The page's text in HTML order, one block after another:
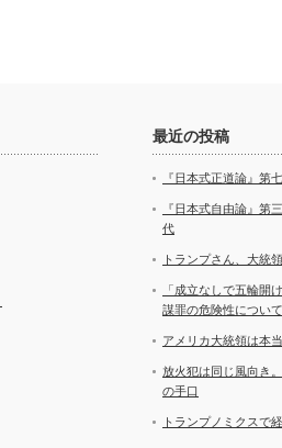
最近の投稿
『日本式正道論』第
『日本式自由論』第
代
トランプさん、大統
「成立なしで五輪開
謀罪の危険性につい
アメリカ大統領は本
放火犯は同じ風向き
の手口
トランプノミクスで